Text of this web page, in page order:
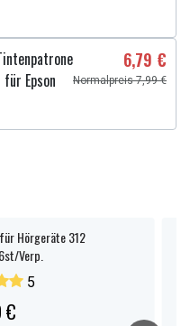
Epson
6,79 €
Normalpreis 7,99 €
Hörgeräte 312
Verp.
5
€